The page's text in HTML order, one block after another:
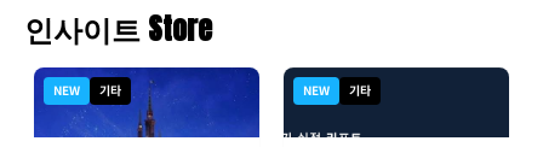
인사이트 Store
NEW 기타 NEW 기타